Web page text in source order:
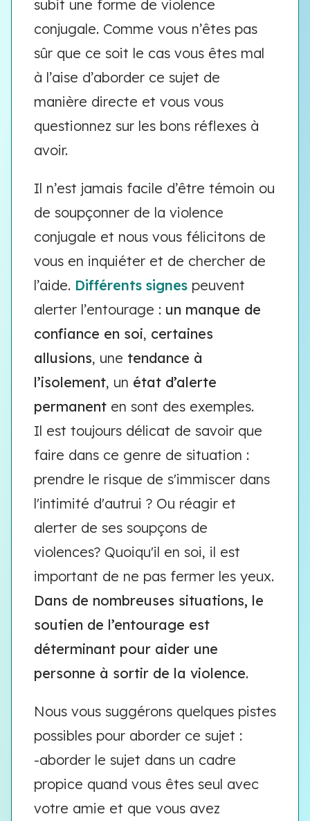
subit une forme de violence
conjugale. Comme vous n’êtes pas
sûr que ce soit le cas vous êtes mal
à l’aise d’aborder ce sujet de
manière directe et vous vous
questionnez sur les bons réflexes à
avoir.
Il n’est jamais facile d’être témoin ou
de soupçonner de la violence
conjugale et nous vous félicitons de
vous en inquiéter et de chercher de
l’aide. Différents signes peuvent
alerter l’entourage : un manque de
confiance en soi, certaines
allusions, une tendance à
l’isolement, un état d’alerte
permanent en sont des exemples.
Il est toujours délicat de savoir que
faire dans ce genre de situation :
prendre le risque de s'immiscer dans
l'intimité d'autrui ? Ou réagir et
alerter de ses soupçons de
violences? Quoiqu'il en soi, il est
important de ne pas fermer les yeux.
Dans de nombreuses situations, le
soutien de l’entourage est
déterminant pour aider une
personne à sortir de la violence.
Nous vous suggérons quelques pistes
possibles pour aborder ce sujet :
-aborder le sujet dans un cadre
propice quand vous êtes seul avec
votre amie et que vous avez